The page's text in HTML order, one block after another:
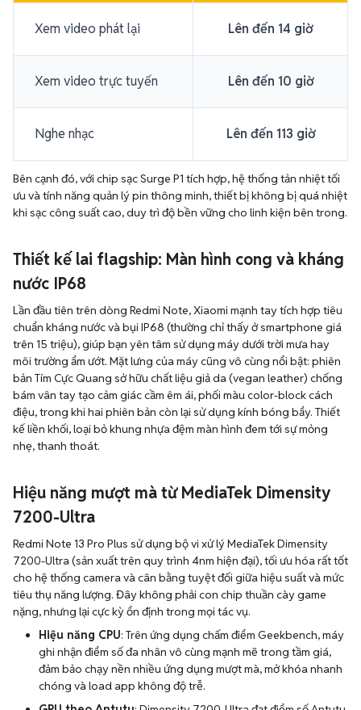
Xem video phát lại Lên đến 14 giờ
Xem video trực tuyến Lên đến 10 giờ
Nghe nhạc Lên đến 113 giờ
Bên cạnh đó, với chip sạc Surge P1 tích hợp, hệ thống tản nhiệt tối
ưu và tính năng quản lý pin thông minh, thiết bị không bị quá nhiệt
khi sạc công suất cao, duy trì độ bền vững cho linh kiện bên trong.
Thiết kế lai flagship: Màn hình cong và kháng
nước IP68
Lần đầu tiên trên dòng Redmi Note, Xiaomi mạnh tay tích hợp tiêu
chuẩn kháng nước và bụi IP68 (thường chỉ thấy ở smartphone giá
trên 15 triệu), giúp bạn yên tâm sử dụng máy dưới trời mưa hay
môi trường ẩm ướt. Mặt lưng của máy cũng vô cùng nổi bật: phiên
bản Tím Cực Quang sở hữu chất liệu giả da (vegan leather) chống
bám vân tay tạo cảm giác cầm êm ái, phối màu color-block cách
điệu, trong khi hai phiên bản còn lại sử dụng kính bóng bẩy. Thiết
kế liền khối, loại bỏ khung nhựa đệm màn hình đem tới sự mỏng
nhẹ, thanh thoát.
Hiệu năng mượt mà từ MediaTek Dimensity
7200-Ultra
Redmi Note 13 Pro Plus sử dụng bộ vi xử lý MediaTek Dimensity
7200-Ultra (sản xuất trên quy trình 4nm hiện đại), tối ưu hóa rất tốt
cho hệ thống camera và cân bằng tuyệt đối giữa hiệu suất và mức
tiêu thụ năng lượng. Đây không phải con chip thuần cày game
nặng, nhưng lại cực kỳ ổn định trong mọi tác vụ.
Hiệu năng CPU: Trên ứng dụng chấm điểm Geekbench, máy
ghi nhận điểm số đa nhân vô cùng mạnh mẽ trong tầm giá,
đảm bảo chạy nền nhiều ứng dụng mượt mà, mở khóa nhanh
chóng và load app không độ trễ.